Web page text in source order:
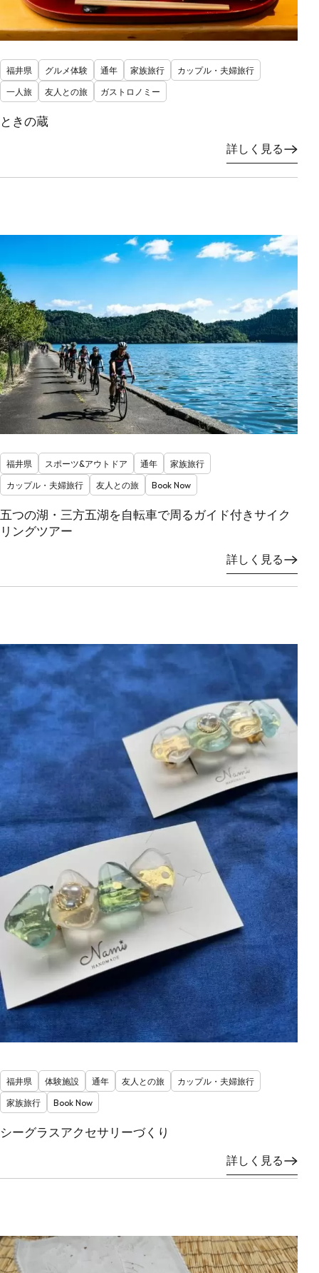
福井県 グルメ体験 通年 家族旅行
カップル・夫婦旅行
一人旅
友人との旅 ガストロノミー
ときの蔵
詳しく見る
福井県 スポーツ&アウトドア 通年
家族旅行
カップル・夫婦旅行
友人との旅 Book Now
五つの湖・三方五湖を自転車で周るガイド付きサイク
リングツアー
詳しく見る
福井県 体験施設 通年 友人との旅
カップル・夫婦旅行
家族旅行
Book Now
シーグラスアクセサリーづくり
詳しく見る